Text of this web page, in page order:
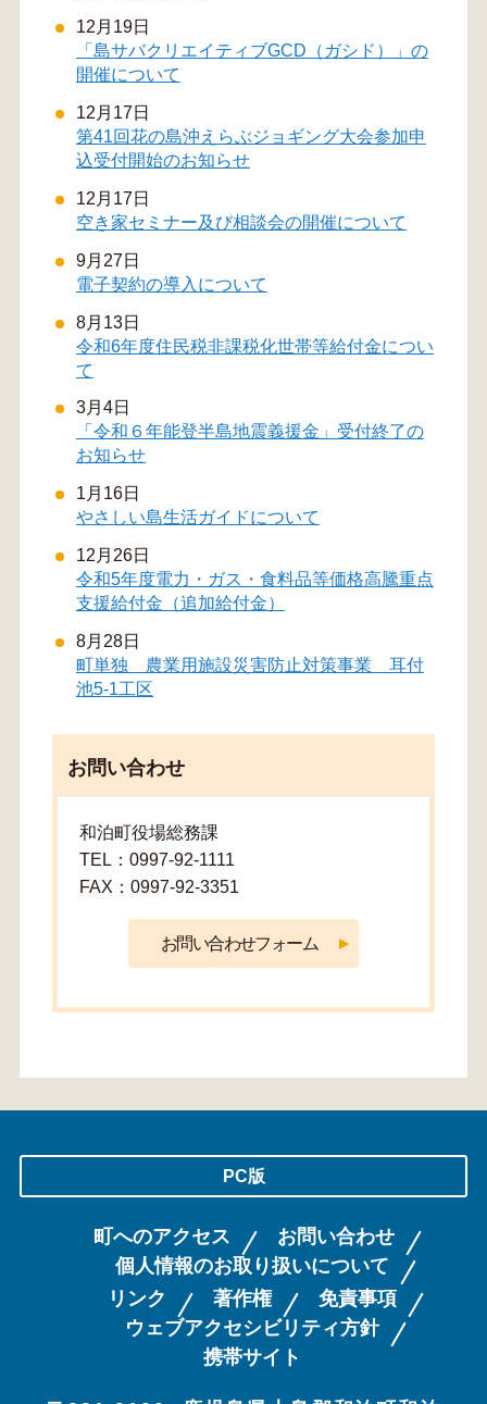
12月19日
「島サバクリエイティブGCD（ガシド）」の
開催について
12月17日
第41回花の島沖えらぶジョギング大会参加申
込受付開始のお知らせ
12月17日
空き家セミナー及び相談会の開催について
9月27日
電子契約の導入について
8月13日
令和6年度住民税非課税化世帯等給付金につい
て
3月4日
「令和６年能登半島地震義援金」受付終了の
お知らせ
1月16日
やさしい島生活ガイドについて
12月26日
令和5年度電力・ガス・食料品等価格高騰重点
支援給付金（追加給付金）
8月28日
町単独 農業用施設災害防止対策事業 耳付
池5-1工区
お問い合わせ
和泊町役場総務課
TEL：0997-92-1111
FAX：0997-92-3351
PC版
町へのアクセス
お問い合わせ
個人情報のお取り扱いについて
リンク
著作権
免責事項
ウェブアクセシビリティ方針
携帯サイト